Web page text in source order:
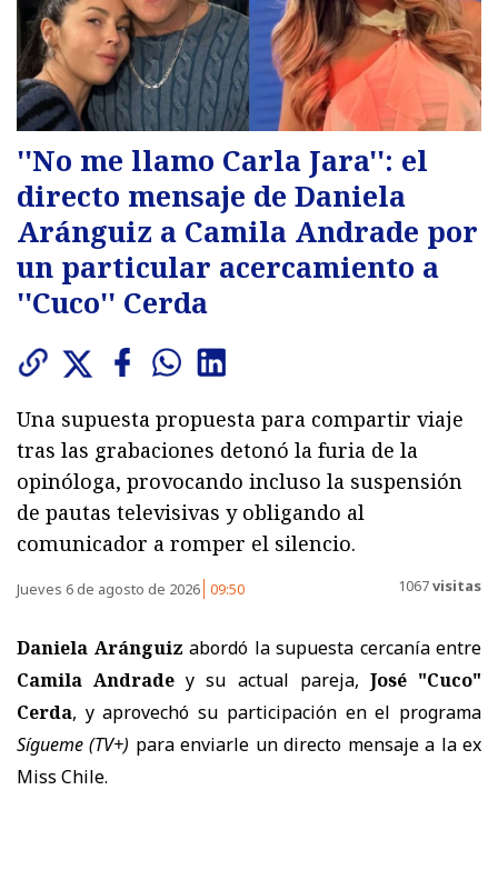
''No me llamo Carla Jara'': el
directo mensaje de Daniela
Aránguiz a Camila Andrade por
un particular acercamiento a
''Cuco'' Cerda
Una supuesta propuesta para compartir viaje
tras las grabaciones detonó la furia de la
opinóloga, provocando incluso la suspensión
de pautas televisivas y obligando al
comunicador a romper el silencio.
Jueves 6 de agosto de 2026 09:50 1067visitas
Daniela Aránguiz abordó la supuesta cercanía entre
Camila Andrade y su actual pareja, José "Cuco"
Cerda, y aprovechó su participación en el programa
Sígueme (TV+) para enviarle un directo mensaje a la ex
Miss Chile.